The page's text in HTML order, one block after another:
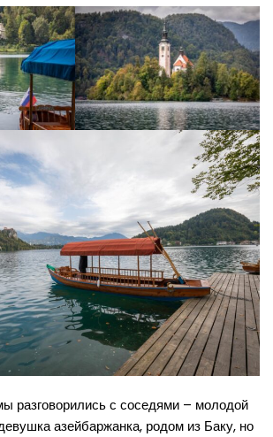
разговорились с соседями – молодой
азейбаржанка, родом из Баку, но